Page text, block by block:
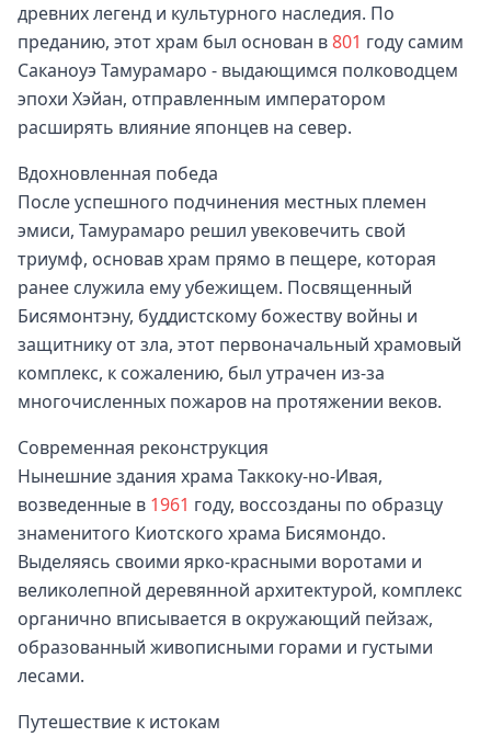
древних легенд и культурного наследия. По
преданию, этот храм был основан в801 году самим
Саканоуэ Тамурамаро - выдающимся полководцем
эпохи Хэйан, отправленным императором
расширять влияние японцев на север.
Вдохновленная победа
После успешного подчинения местных племен
эмиси, Тамурамаро решил увековечить свой
триумф, основав храм прямо в пещере, которая
ранее служила ему убежищем. Посвященный
Бисямонтэну, буддистскому божеству войны и
защитнику от зла, этот первоначальный храмовый
комплекс, к сожалению, был утрачен из-за
многочисленных пожаров на протяжении веков.
Современная реконструкция
Нынешние здания храма Таккоку-но-Ивая,
возведенные в 1961 году, воссозданы по образцу
знаменитого Киотского храма Бисямондо.
Выделяясь своими ярко-красными воротами и
великолепной деревянной архитектурой, комплекс
органично вписывается в окружающий пейзаж,
образованный живописными горами и густыми
лесами.
Путешествие к истокам